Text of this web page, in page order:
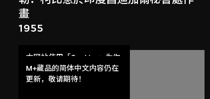
畫
1955
本网站使用「Cookies」为你
提供最好的网站体验。
了解更多
M+藏品的简体中文内容仍在
更新，敬请期待！